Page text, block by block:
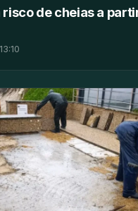
risco de cheias a